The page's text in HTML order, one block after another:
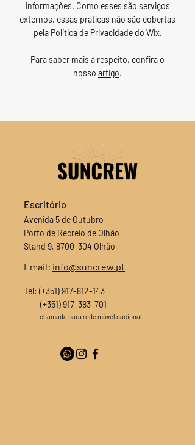
informações. Como esses são serviços
externos, essas práticas não são cobertas
pela Política de Privacidade do Wix.
Para saber mais a respeito, confira o
nosso artigo.
Escritório
Avenida 5 de Outubro
Porto de Recreio de Olhão
Stand 9, 8700-304 Olhão
Email: info@suncrew.pt
Tel: (+351)917-812-143
(+351)917-383-701
chamada para rede móvel nacional